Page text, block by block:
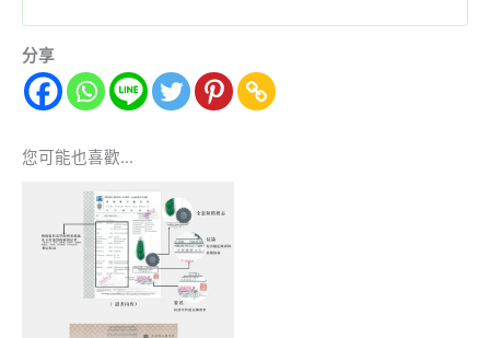
分享
您可能也喜歡…